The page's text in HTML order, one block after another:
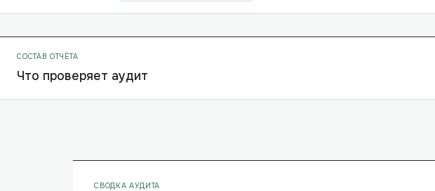
СОСТАВ ОТЧЁТА
Что проверяет аудит
СВОДКА АУДИТА